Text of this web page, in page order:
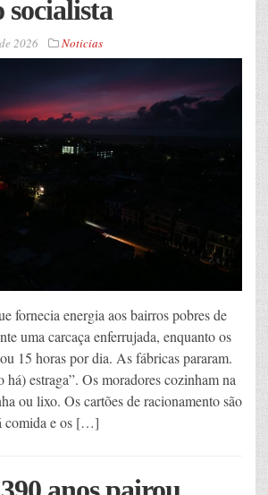
2026 Noticias
fornecia energia aos bairros pobres de
uma carcaça enferrujada, enquanto os
15 horas por dia. As fábricas pararam.
estraga”. Os moradores cozinham na
ou lixo. Os cartões de racionamento são
comida e os […]